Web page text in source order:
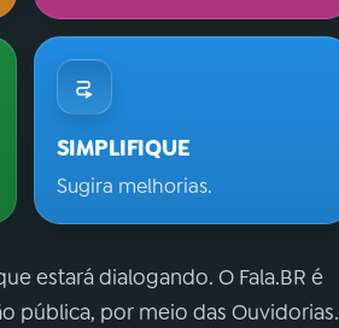
SIMPLIFIQUE
Sugira melhorias.
estará dialogando. O Fala.BR é
pública, por meio das Ouvidorias.